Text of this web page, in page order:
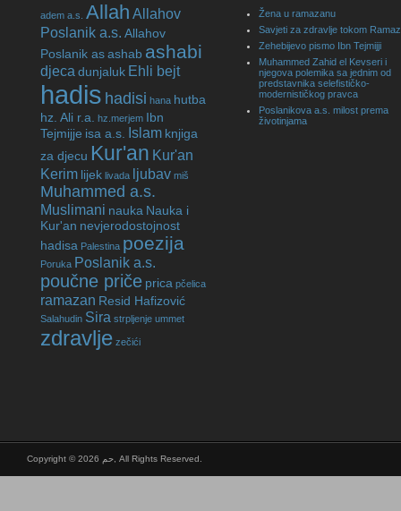
adem a.s. Allah Allahov
Poslanik a.s. Allahov
Poslanik asashab ashabi
djeca dunjaluk Ehli bejt
hadis hadisi hana hutba
hz. Ali r.a.
hz.merjem Ibn
Tejmijje isa a.s. Islam knjiga
za djecu Kur'an Kur'an
Kerim lijek livada ljubav miš
Muhammed a.s.
Muslimani nauka Nauka i
Kur'an nevjerodostojnost
hadisa Palestina poezija
Poruka Poslanik a.s.
poučne priče prica pčelica
ramazan Resid Hafizović
Salahudin Sira strpljenje ummet
zdravlje zečići
Žena u ramazanu
Savjeti za zdravlje tokom
Zehebijevo pismo Ibn Tejmijji
Muhammed Zahid el Kevseri i
njegova polemika sa jednim od
predstavnika selefističko-
modernističkog pravca
Poslanikova a.s. milost prema
životinjama
Copyright © 2026 حم, All Rights Reserved.